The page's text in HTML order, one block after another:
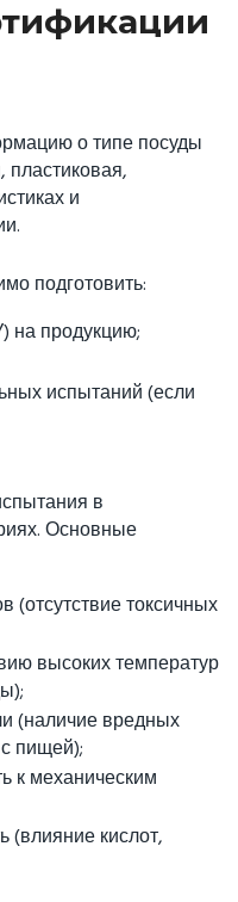
о типе посуды
пластиковая,
и
подготовить:
на продукцию;
испытаний (если
в
Основные
(отсутствие токсичных
высоких температур
(наличие вредных
пищей);
к механическим
(влияние кислот,